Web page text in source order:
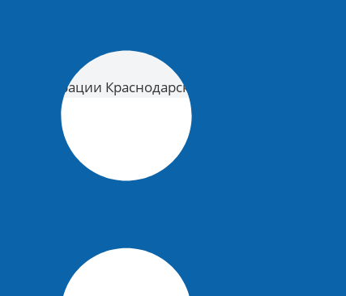
Краснодарского края
Краснодарского края